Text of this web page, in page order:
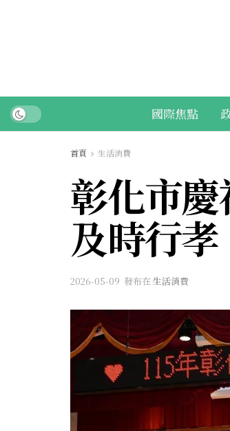
國際焦點
首頁 生活消費
彰化市
及時行
2026-05-09 發布在生活消費